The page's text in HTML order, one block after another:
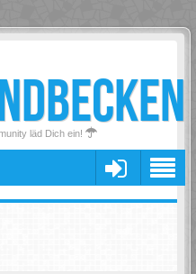
läd Dich ein!